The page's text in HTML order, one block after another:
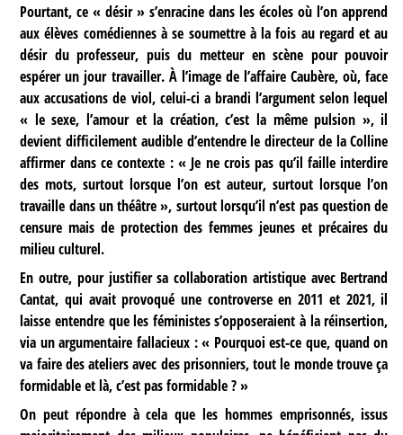
Pourtant, ce « désir » s’enracine dans les écoles où l’on apprend
aux élèves comédiennes à se soumettre à la fois au regard et au
désir du professeur, puis du metteur en scène pour pouvoir
espérer un jour travailler. À l’image de l’affaire Caubère, où, face
aux accusations de viol, celui-ci a brandi l’argument selon lequel
« le sexe, l’amour et la création, c’est la même pulsion », il
devient difficilement audible d’entendre le directeur de la Colline
affirmer dans ce contexte : « Je ne crois pas qu’il faille interdire
des mots, surtout lorsque l’on est auteur, surtout lorsque l’on
travaille dans un théâtre », surtout lorsqu’il n’est pas question de
censure mais de protection des femmes jeunes et précaires du
milieu culturel.
En outre, pour justifier sa collaboration artistique avec Bertrand
Cantat, qui avait provoqué une controverse en 2011 et 2021, il
laisse entendre que les féministes s’opposeraient à la réinsertion,
via un argumentaire fallacieux : « Pourquoi est-ce que, quand on
va faire des ateliers avec des prisonniers, tout le monde trouve ça
formidable et là, c’est pas formidable ? »
On peut répondre à cela que les hommes emprisonnés, issus